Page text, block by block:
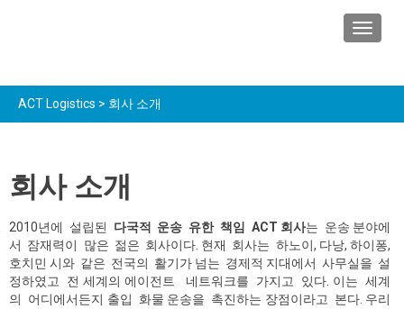
ACT Logistics > 회사 소개
회사 소개
2010년에 설립된 다국적 운송 유한 책임 ACT 회사는 운송 분야에
서 잠재력이 많은 젊은 회사이다. 현재 회사는 하노이, 다낭, 하이퐁,
호치민 시와 같은 전국의 활기가 넘는 경제적 지대에서 사무실을 설
정하였고 전 세계의 에이전트 네트워크를 가지고 있다. 이는 세계
의 어디에서든지 출입 화물 운송을 촉진하는 장점이라고 본다. 우리